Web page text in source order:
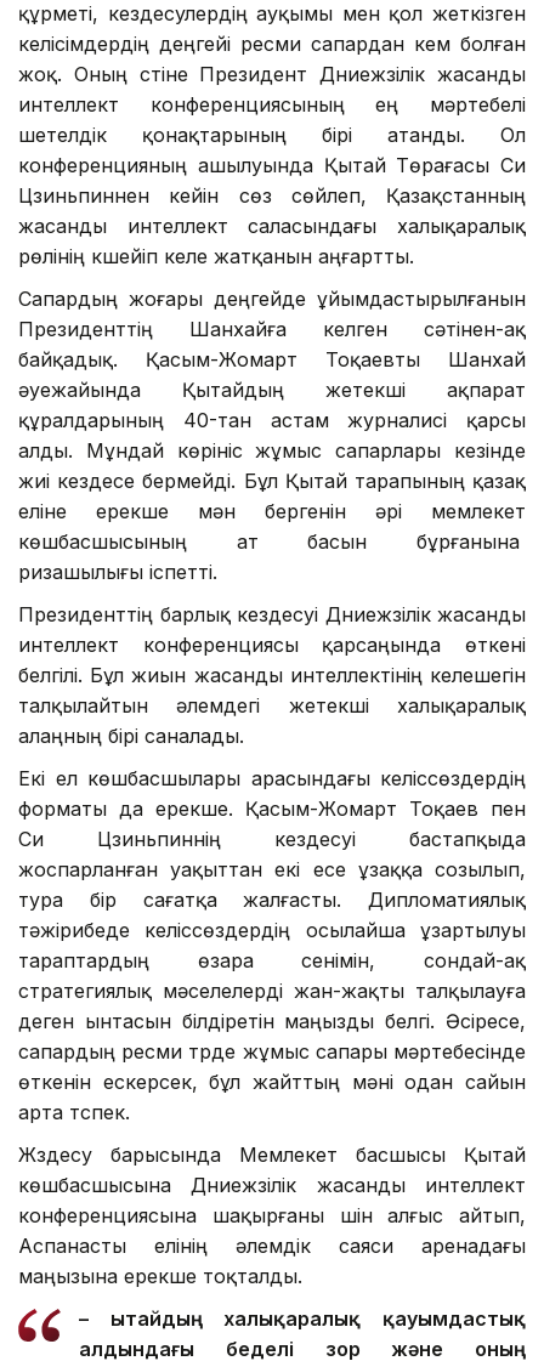
құрметі, кездесулердің ауқымы мен қол жеткізген
келісімдердің деңгейі ресми сапардан кем болған
жоқ. Оның үстіне Президент Дүниежүзілік жасанды
интеллект конференциясының ең мәртебелі
шетелдік қонақтарының бірі атанды. Ол
конференцияның ашылуында Қытай Төрағасы Си
Цзиньпиннен кейін сөз сөйлеп, Қазақстанның
жасанды интеллект саласындағы халықаралық
рөлінің күшейіп келе жатқанын аңғартты.
Сапардың жоғары деңгейде ұйымдастырылғанын
Президенттің Шанхайға келген сәтінен-ақ
байқадық. Қасым-Жомарт Тоқаевты Шанхай
әуежайында Қытайдың жетекші ақпарат
құралдарының 40-тан астам журналисі қарсы
алды. Мұндай көрініс жұмыс сапарлары кезінде
жиі кездесе бермейді. Бұл Қытай тарапының қазақ
еліне ерекше мән бергенін әрі мемлекет
көшбасшысының ат басын бұрғанына
ризашылығы іспетті.
Президенттің барлық кездесуі Дүниежүзілік жасанды
интеллект конференциясы қарсаңында өткені
белгілі. Бұл жиын жасанды интеллектінің келешегін
талқылайтын әлемдегі жетекші халықаралық
алаңның бірі саналады.
Екі ел көшбасшылары арасындағы келіссөздердің
форматы да ерекше. Қасым-Жомарт Тоқаев пен
Си Цзиньпиннің кездесуі бастапқыда
жоспарланған уақыттан екі есе ұзаққа созылып,
тура бір сағатқа жалғасты. Дипломатиялық
тәжірибеде келіссөздердің осылайша ұзартылуы
тараптардың өзара сенімін, сондай-ақ
стратегиялық мәселелерді жан-жақты талқылауға
деген ынтасын білдіретін маңызды белгі. Әсіресе,
сапардың ресми түрде жұмыс сапары мәртебесінде
өткенін ескерсек, бұл жайттың мәні одан сайын
арта түспек.
Жүздесу барысында Мемлекет басшысы Қытай
көшбасшысына Дүниежүзілік жасанды интеллект
конференциясына шақырғаны үшін алғыс айтып,
Аспанасты елінің әлемдік саяси аренадағы
маңызына ерекше тоқталды.
– Қытайдың халықаралық қауымдастық
алдындағы беделі зор және оның